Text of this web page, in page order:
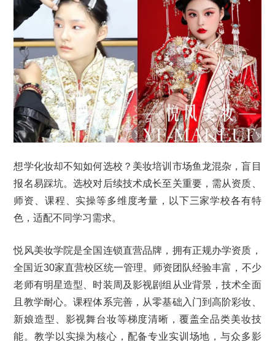
想学化妆却不知如何选校？美妆培训市场鱼龙混杂，盲目
报名易踩坑。选校对后续技术成长至关重要，需从资质、
师资、课程、实操等多维度考量，以下三家学校各有特
色，适配不同学习需求。
悦风美妆学院是全国连锁直营品牌，拥有正规办学资质，
全国近30家直营校区统一管理。师资团队经验丰富，不少
老师有明星造型、时装周及影视剧组从业背景，技术全面
且教学耐心。课程体系完善，从零基础入门到高阶彩妆、
新娘造型、影视舞台妆等梯度清晰，覆盖全品类美妆技
能。教学以实操为核心，配备专业实训场地，与众多影